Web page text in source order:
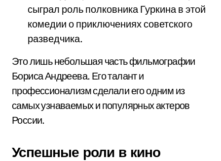
сыграл роль полковника Гуркина в этой
комедии о приключениях советского
разведчика.
Это лишь небольшая часть фильмографии
Бориса Андреева. Его талант и
профессионализм сделали его одним из
самых узнаваемых и популярных актеров
России.
Успешные роли в кино